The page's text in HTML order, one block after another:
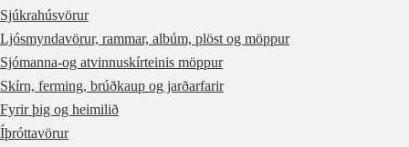
Sjúkrahúsvörur
Ljósmyndavörur, rammar, albúm, plöst og möppur
Sjómanna-og atvinnuskírteinis möppur
Skírn, ferming, brúðkaup og jarðarfarir
Fyrir þig og heimilið
Íþróttavörur